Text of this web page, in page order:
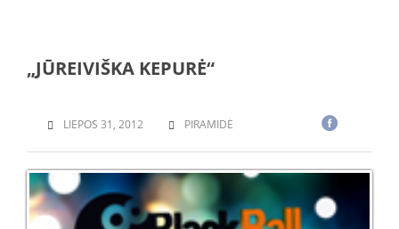
„JŪREIVIŠKA KEPURĖ“
LIEPOS 31, 2012 PIRAMIDĖ